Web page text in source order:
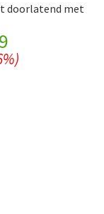
doorlatend met
Current
price